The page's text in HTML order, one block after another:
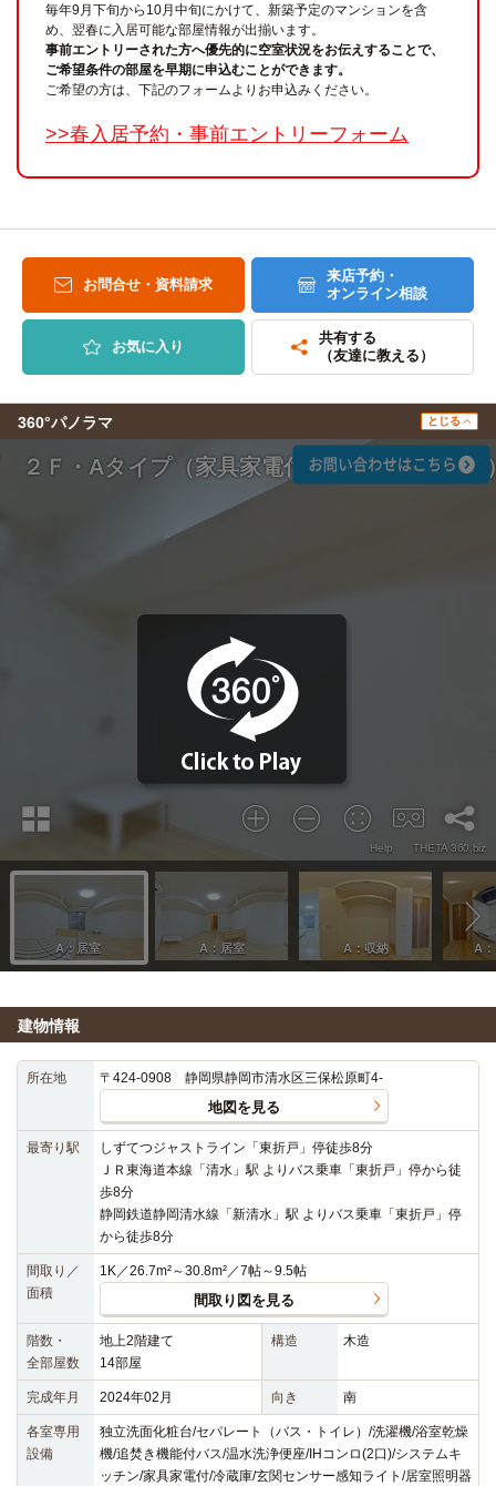
毎年9月下旬から10月中旬にかけて、新築予定のマンションを含
め、翌春に入居可能な部屋情報が出揃います。
事前エントリーされた方へ優先的に空室状況をお伝えすることで、
ご希望条件の部屋を早期に申込むことができます。
ご希望の方は、下記のフォームよりお申込みください。
>>春入居予約・事前エントリーフォーム
お問合せ・資料請求
来店予約・
オンライン相談
お気に入り
共有する
（友達に教える）
360°パノラマ とじる
建物情報
所在地 〒424-0908 静岡県静岡市清水区三保松原町4-
地図を見る
最寄り駅
しずてつジャストライン「東折戸」停徒歩8分
ＪＲ東海道本線「清水」駅 よりバス乗車「東折戸」停から徒
歩8分
静岡鉄道静岡清水線「新清水」駅 よりバス乗車「東折戸」停
から徒歩8分
間取り／
面積
1K／26.7m²～30.8m²／7帖～9.5帖
間取り図を見る
階数・
全部屋数
地上2階建て
14部屋
構造 木造
完成年月 2024年02月 向き 南
各室専用
設備
独立洗面化粧台/セパレート（バス・トイレ）/洗濯機/浴室乾燥
機/追焚き機能付バス/温水洗浄便座/IHコンロ(2口)/システムキ
ッチン/家具家電付/冷蔵庫/玄関センサー感知ライト/居室照明器